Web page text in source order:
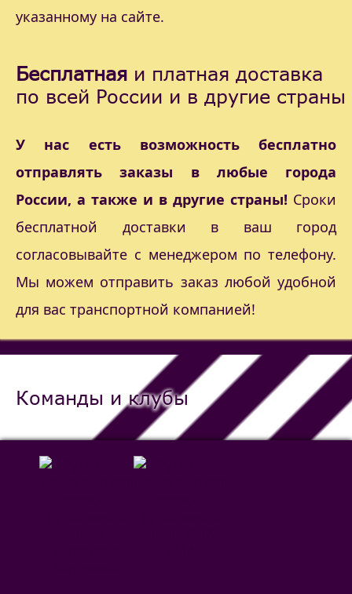
указанному на сайте.
Бесплатная и платная доставка
по всей России и в другие страны
У нас есть возможность бесплатно
отправлять заказы в любые города
России, а также и в другие страны! Сроки
бесплатной доставки в ваш город
согласовывайте с менеджером по телефону.
Мы можем отправить заказ любой удобной
для вас транспортной компанией!
Команды и клубы